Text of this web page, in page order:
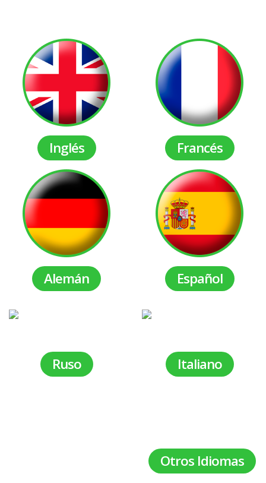
Inglés Francés
Alemán Español
Ruso Italiano
Otros Idiomas